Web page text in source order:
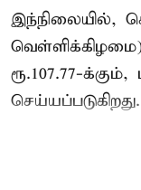
இந்நிலையில்,
ரூ.107.77-